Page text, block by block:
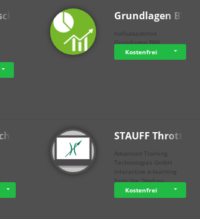
Grundlagen BWL
holluakademie
Grundlagen BWL
Kostenfrei
STAUFF Throttle…
Advanced Training
Technologies GmbH
Interactive e-learning
from the "Hydrau…
Kostenfrei